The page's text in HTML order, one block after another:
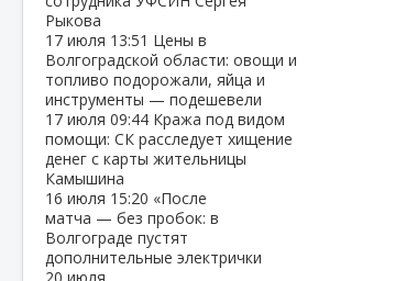
Рыкова
17 июля 13:51 Цены в
Волгоградской области: овощи и
топливо подорожали, яйца и
инструменты — подешевели
17 июля 09:44 Кража под видом
помощи: СК расследует хищение
денег с карты жительницы
Камышина
16 июля 15:20 «После
матча — без пробок: в
Волгограде пустят
дополнительные электрички